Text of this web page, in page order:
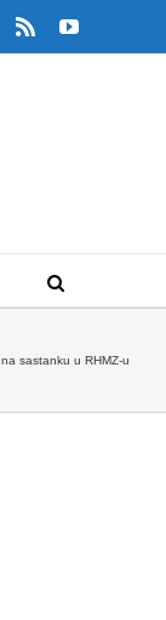
Facebook
Rss YouTube
sastanku u RHMZ-u